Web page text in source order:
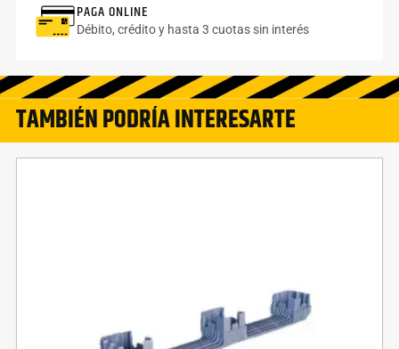
PAGA ONLINE
Débito, crédito y hasta 3 cuotas sin interés
TAMBIÉN PODRÍA INTERESARTE